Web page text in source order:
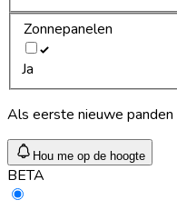
Zonnepanelen
Ja
Als eerste nieuwe panden
Hou me op de hoogte
BETA